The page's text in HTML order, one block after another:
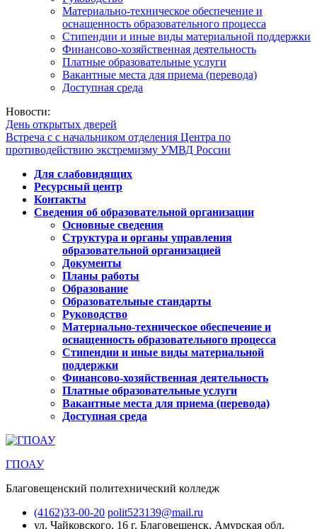
Материально-техническое обеспечение и
оснащенность образовательного процесса
Стипендии и иные виды материальной поддержки
Финансово-хозяйственная деятельность
Платные образовательные услуги
Вакантные места для приема (перевода)
Доступная среда
Новости:
День открытых дверей
Встреча с с начальником отделения Центра по
противодействию экстремизму УМВД России
Для слабовидящих
Ресурсный центр
Контакты
Сведения об образовательной организации
Основные сведения
Структура и органы управления
образовательной организацией
Документы
Планы работы
Образование
Образовательные стандарты
Руководство
Материально-техническое обеспечение и
оснащенность образовательного процесса
Стипендии и иные виды материальной
поддержки
Финансово-хозяйственная деятельность
Платные образовательные услуги
Вакантные места для приема (перевода)
Доступная среда
ГПОАУ
Благовещенский политехнический колледж
(4162)33-00-20 polit523139@mail.ru
ул. Чайковского, 16 г. Благовещенск, Амурская обл.